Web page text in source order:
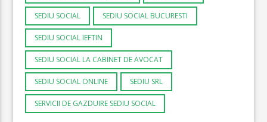
SEDIU SOCIAL SEDIU SOCIAL BUCURESTI
SEDIU SOCIAL IEFTIN
SEDIU SOCIAL LA CABINET DE AVOCAT
SEDIU SOCIAL ONLINE SEDIU SRL
SERVICII DE GAZDUIRE SEDIU SOCIAL